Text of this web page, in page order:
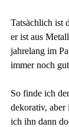
Tatsächlich ist
er ist aus
jahrelang im
immer noch
So finde ich
dekorativ, aber
ich ihn dann